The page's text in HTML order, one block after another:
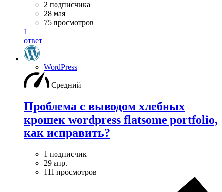
2 подписчика
28 мая
75 просмотров
1
ответ
WordPress
Средний
Проблема с выводом хлебных
крошек wordpress flatsome portfolio,
как исправить?
1 подписчик
29 апр.
111 просмотров